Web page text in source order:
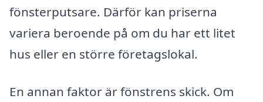
fönsterputsare. Därför kan priserna
variera beroende på om du har ett litet
hus eller en större företagslokal.
En annan faktor är fönstrens skick. Om